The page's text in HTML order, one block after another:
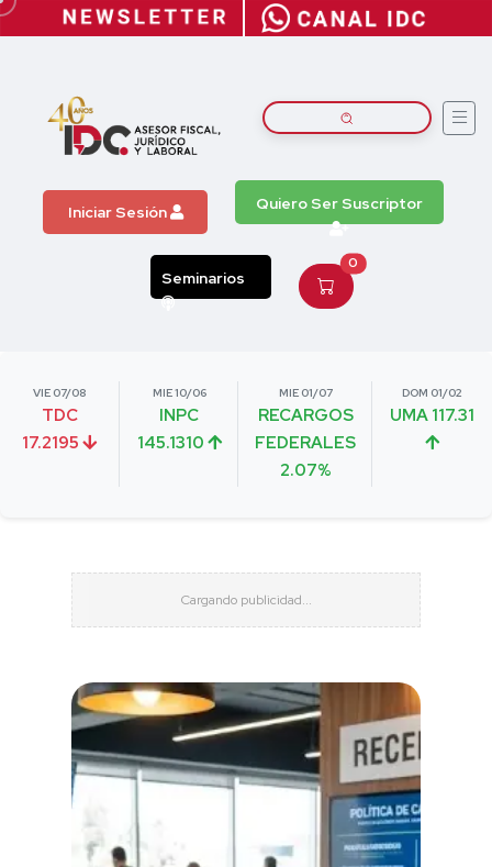
Iniciar Sesión Quiero Ser Suscriptor
Seminarios
0
VIE 07/08
TDC
17.2195
MIE 10/06
INPC
145.1310
MIE 01/07
RECARGOS
FEDERALES
2.07%
DOM 01/02
UMA 117.31